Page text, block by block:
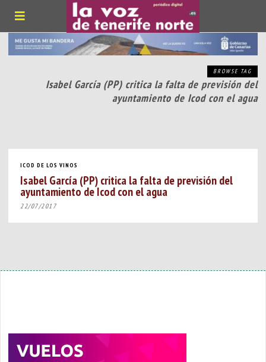
BROWSE TAG
Isabel García (PP) critica la falta de previsión del
ayuntamiento de Icod con el agua
ICOD DE LOS VINOS
Isabel García (PP) critica la falta de previsión del
ayuntamiento de Icod con el agua
22/07/2017